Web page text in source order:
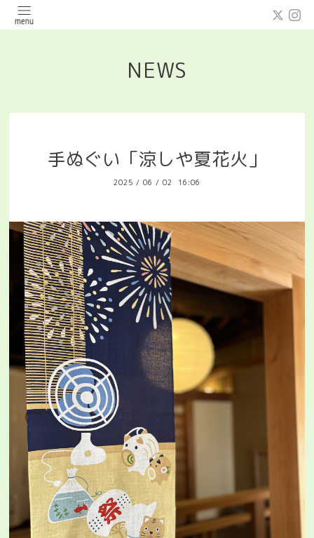
NEWS
手ぬぐい「涼しや夏花火」
2025 / 06 / 02 16:06